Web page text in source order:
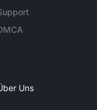
Uns